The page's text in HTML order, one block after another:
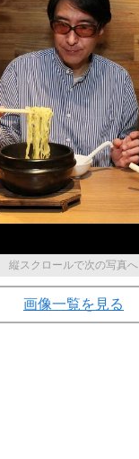
縦スクロールで次の写真へ
画像一覧を見る